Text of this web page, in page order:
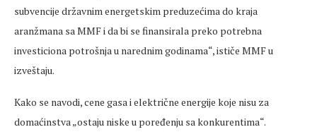
subvencije državnim energetskim preduzećima do kraja
aranžmana sa MMF i da bi se finansirala preko potrebna
investiciona potrošnja u narednim godinama“, ističe MMF u
izveštaju.
Kako se navodi, cene gasa i električne energije koje nisu za
domaćinstva „ostaju niske u poređenju sa konkurentima“.